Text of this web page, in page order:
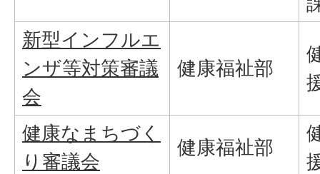
新型インフルエ
ンザ等対策審議
会
健康福祉部
健康なまちづく
り審議会
健康福祉部